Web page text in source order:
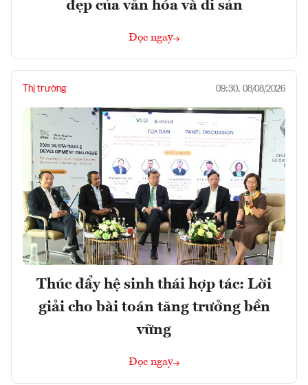
đẹp của văn hóa và di sản
Đọc ngay
Thị trường 09:30, 08/08/2026
Thúc đẩy hệ sinh thái hợp tác: Lời
giải cho bài toán tăng trưởng bền
vững
Đọc ngay